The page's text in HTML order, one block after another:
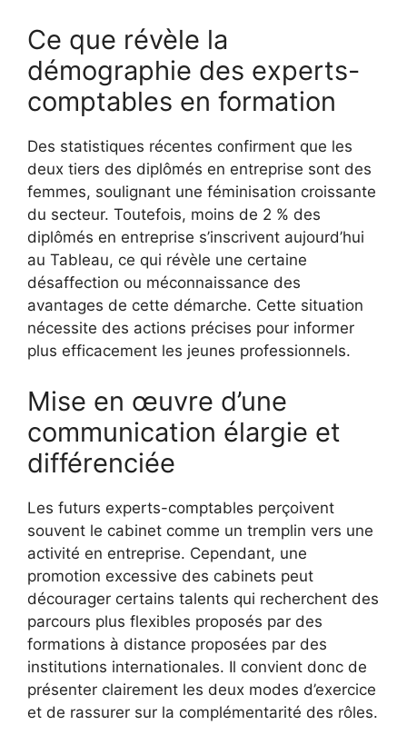
Ce que révèle la
démographie des experts-
comptables en formation
Des statistiques récentes confirment que les
deux tiers des diplômés en entreprise sont des
femmes, soulignant une féminisation croissante
du secteur. Toutefois, moins de 2 % des
diplômés en entreprise s’inscrivent aujourd’hui
au Tableau, ce qui révèle une certaine
désaffection ou méconnaissance des
avantages de cette démarche. Cette situation
nécessite des actions précises pour informer
plus efficacement les jeunes professionnels.
Mise en œuvre d’une
communication élargie et
différenciée
Les futurs experts-comptables perçoivent
souvent le cabinet comme un tremplin vers une
activité en entreprise. Cependant, une
promotion excessive des cabinets peut
décourager certains talents qui recherchent des
parcours plus flexibles proposés par des
formations à distance proposées par des
institutions internationales. Il convient donc de
présenter clairement les deux modes d’exercice
et de rassurer sur la complémentarité des rôles.